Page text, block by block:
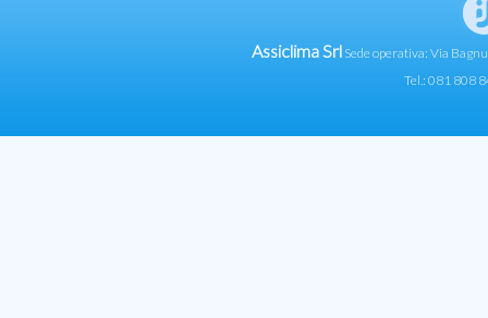
Assiclima Srl Sede operativa: Via
Tel.: 081 808